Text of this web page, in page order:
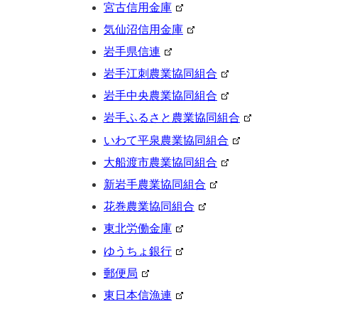
宮古信用金庫
気仙沼信用金庫
岩手県信連
岩手江刺農業協同組合
岩手中央農業協同組合
岩手ふるさと農業協同組合
いわて平泉農業協同組合
大船渡市農業協同組合
新岩手農業協同組合
花巻農業協同組合
東北労働金庫
ゆうちょ銀行
郵便局
東日本信漁連